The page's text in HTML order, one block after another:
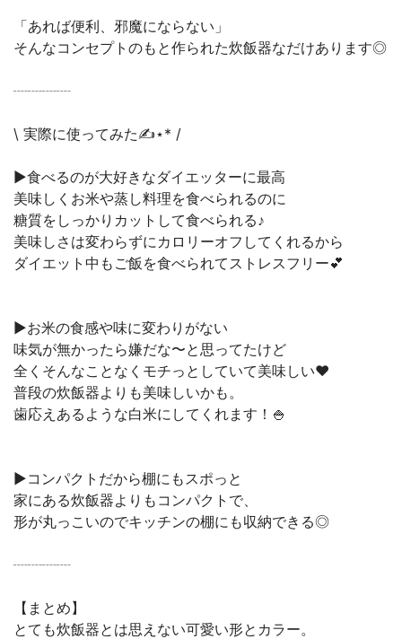
「あれば便利、邪魔にならない」
そんなコンセプトのもと作られた炊飯器なだけあります◎
┈┈┈┈
\ 実際に使ってみた✍⋆* /
▶︎食べるのが大好きなダイエッターに最高
美味しくお米や蒸し料理を食べられるのに
糖質をしっかりカットして食べられる♪
美味しさは変わらずにカロリーオフしてくれるから
ダイエット中もご飯を食べられてストレスフリー💕
▶︎お米の食感や味に変わりがない
味気が無かったら嫌だな〜と思ってたけど
全くそんなことなくモチっとしていて美味しい♥
普段の炊飯器よりも美味しいかも。
歯応えあるような白米にしてくれます！🍚
▶︎コンパクトだから棚にもスポっと
家にある炊飯器よりもコンパクトで、
形が丸っこいのでキッチンの棚にも収納できる◎
┈┈┈┈
【まとめ】
とても炊飯器とは思えない可愛い形とカラー。